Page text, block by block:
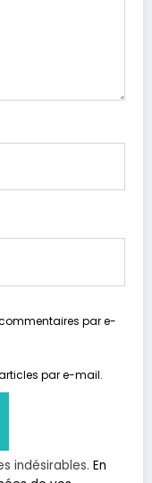
par e-
par e-mail.
indésirables. En